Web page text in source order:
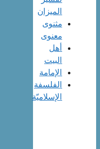
المیزان
مثنوی
معنوی
أهل
البيت
الإمامة
الفلسفة
الإسلاميّة